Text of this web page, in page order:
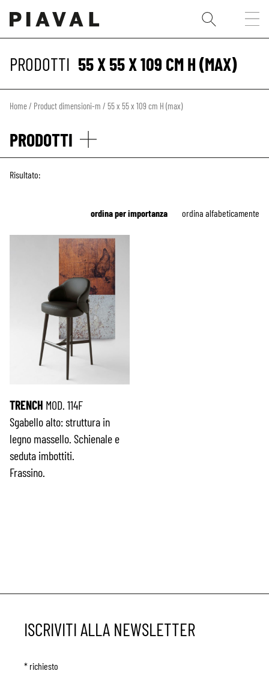
PRODOTTI 55 X 55 X 109 CM H (MAX)
Home/ Product dimensioni-m / 55 x 55 x 109 cm H (max)
PRODOTTI
Risultato:
ordina alfabeticamente
ordina per importanza
TRENCH MOD. 114F
Sgabello alto: struttura in
legno massello. Schienale e
seduta imbottiti.
Frassino.
ISCRIVITI ALLA NEWSLETTER
* richiesto